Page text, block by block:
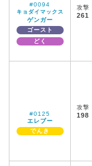
#0094
キョダイマックス
ゲンガー
ゴースト
どく
攻撃
261
#0125
エレブー
でんき
攻撃
198